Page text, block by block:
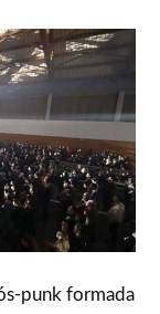
punk formada